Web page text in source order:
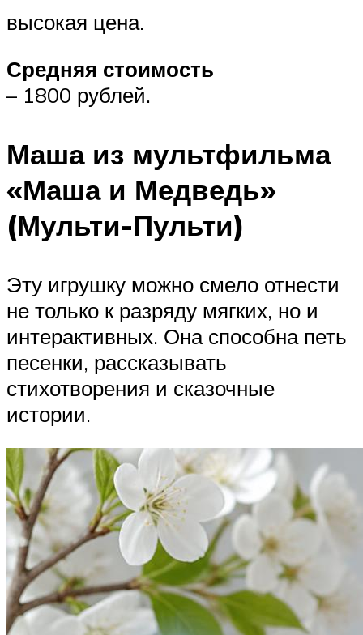
высокая цена.
Средняя стоимость
– 1800 рублей.
Маша из мультфильма
«Маша и Медведь»
(Мульти-Пульти)
Эту игрушку можно смело отнести
не только к разряду мягких, но и
интерактивных. Она способна петь
песенки, рассказывать
стихотворения и сказочные
истории.